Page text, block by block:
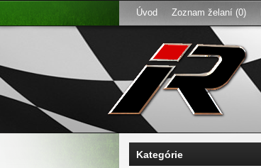
Úvod Zoznam želaní (0)
Kategórie